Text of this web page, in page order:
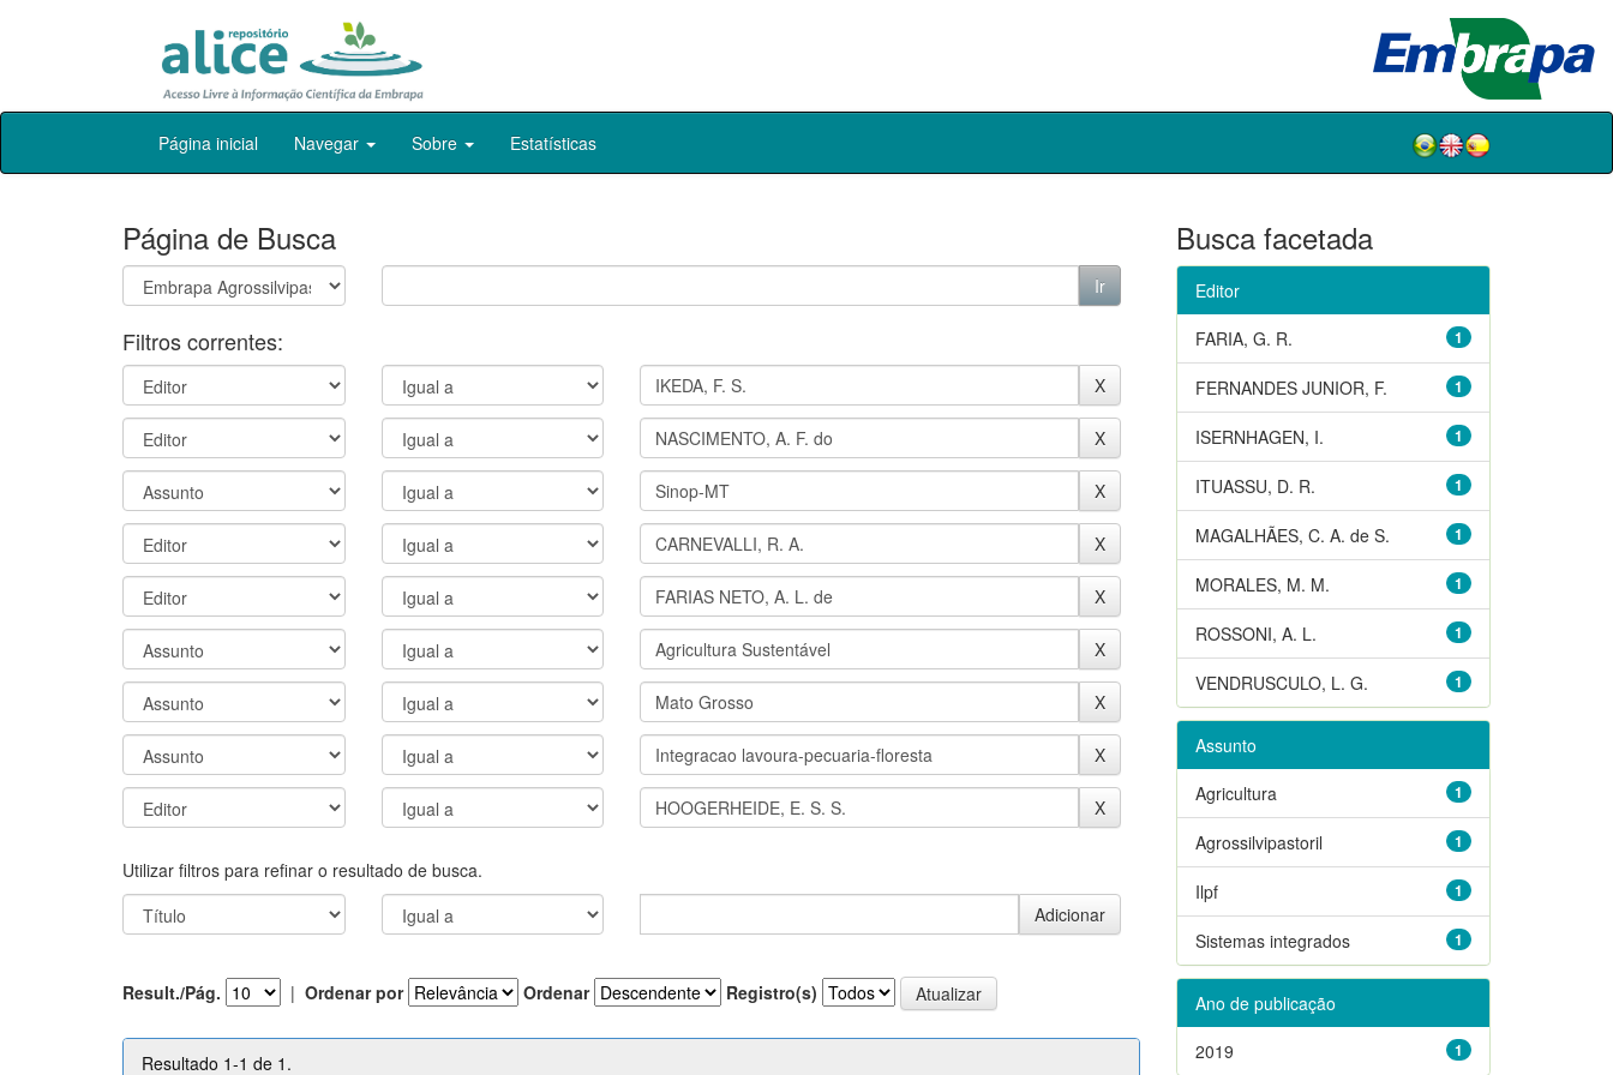
Skip
Página inicial Navegar Sobre Estatísticas
Página de Busca
Filtros correntes:
Utilizar filtros para refinar o resultado de busca.
Result./Pág. | Ordenar por Ordenar Registro(s)
Resultado 1-1 de 1.
Busca facetada
Editor
1
FARIA, G. R.
1
FERNANDES JUNIOR, F.
1
ISERNHAGEN, I.
1
ITUASSU, D. R.
1
MAGALHÃES, C. A. de S.
1
MORALES, M. M.
1
ROSSONI, A. L.
1
VENDRUSCULO, L. G.
Assunto
1
Agricultura
1
Agrossilvipastoril
1
Ilpf
1
Sistemas integrados
Ano de publicação
1
2019